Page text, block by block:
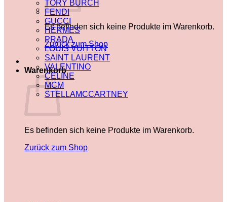
Es befinden sich keine Produkte im Warenkorb.
Zurück zum Shop
Warenkorb
Es befinden sich keine Produkte im Warenkorb.
Zurück zum Shop
TORY BURCH
FENDI
GUCCI
HERMES
PRADA
LOUIS VUITTON
SAINT LAURENT
VALENTINO
CELINE
MCM
STELLAMCCARTNEY